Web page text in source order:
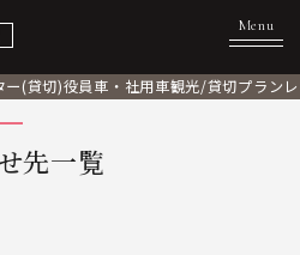
ー(貸切)役員車・社用車観光/貸切プラン
先一覧